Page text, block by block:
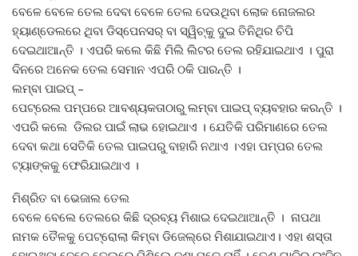
ବେଳେ ବେଳେ ତେଲ ଦେବା ବେଳେ ତେଲ ଦେଉଥିବା ଲୋକ ନୋଜଲର
ହ୍ୟାଣ୍ଡେଲରେ ଥିବା ଡିସ୍‌ପେନସର୍‌ ବା ସ୍ୱିଚ୍‌କୁ ଦୁଇ ତିନିଥିର ଚିପି
ଦେଇଥାଆନ୍ତି । ଏପରି କଲେ କିଛି ମିଲି ଲିଟର ତେଲ ରହିଯାଇଥାଏ । ପୁରା
ଦିନରେ ଅନେକ ତେଲ ସେମାନ ଏପରି ଠକି ପାରନ୍ତି ।
ଲମ୍ବା ପାଇପ୍‌ –
ପେଟ୍ରେଲ ପମ୍ପରେ ଆବଶ୍ୟକତାଠାରୁ ଲମ୍ବା ପାଇପ୍‌ ବ୍ୟବହାର କରନ୍ତି ।
ଏପରି କଲେ ଡିଲର ପାଇଁ ଲାଭ ହୋଇଥାଏ । ଯେତିକି ପରିମାଣରେ ତେଲ
ଦେବା କଥା ସେତିକି ତେଲ ପାଇପରୁ ବାହାରି ନଥାଏ ।ଏହା ପମ୍ପର ତେଲ
ଟ୍ୟାଙ୍କକୁ ଫେରିଯାଇଥାଏ ।
ମିଶ୍ରିତ ବା ଭେଜାଲ ତେଲ
ବେଳେ ବେଲେ ତେଲରେ କିଛି ଦ୍ରବ୍ୟ ମିଶାଇ ଦେଇଥାଆନ୍ତି । ନାପଥା
ନାମକ ତୈଳକୁ ପେଟ୍ରୋଲା କିମ୍ବା ଡିଜେଲ୍‌ରେ ମିଶାଯାଇଥାଏ। ଏହା ଶସ୍ତା